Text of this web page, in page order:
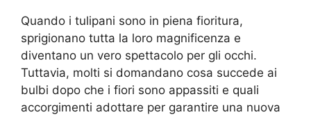
Quando i tulipani sono in piena fioritura,
sprigionano tutta la loro magnificenza e
diventano un vero spettacolo per gli occhi.
Tuttavia, molti si domandano cosa succede ai
bulbi dopo che i fiori sono appassiti e quali
accorgimenti adottare per garantire una nuova